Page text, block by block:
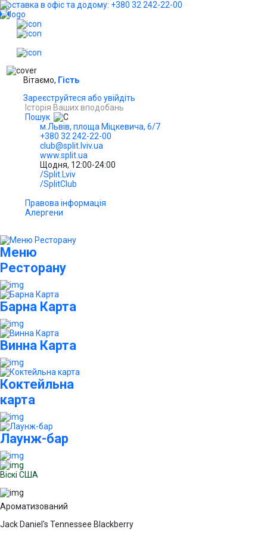
Доставка в офіс та додому: +380 32 242-22-00
Вітаємо, Гість
Зареєструйтеся або увійдіть
Історія Ваших вподобань
Пошук
м.Львів, площа Міцкевича, 6/7
+380 32 242-22-00
club@split.lviv.ua
www.split.ua
Щодня, 12:00-24:00
/Split.Lviv
/SplitClub
Правова інформація
Алергени
Меню
Ресторану
Барна Карта
Винна Карта
Коктейльна
карта
Лаунж-бар
Віскі США
Ароматизований
Jack Daniel's Tennessee Blackberry
...